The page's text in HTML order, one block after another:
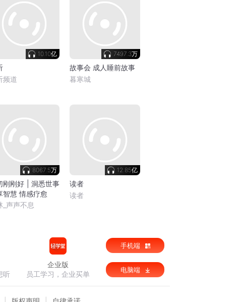
10.10亿
频道
7497.3万
故事会 成人睡前故事
暮寒城
8067.5万
刚刚好 | 洞悉世事
智慧 情感疗愈
_声声不息
12.85亿
读者
读者
听
企业版
员工学习，企业买单
手机端
电脑端